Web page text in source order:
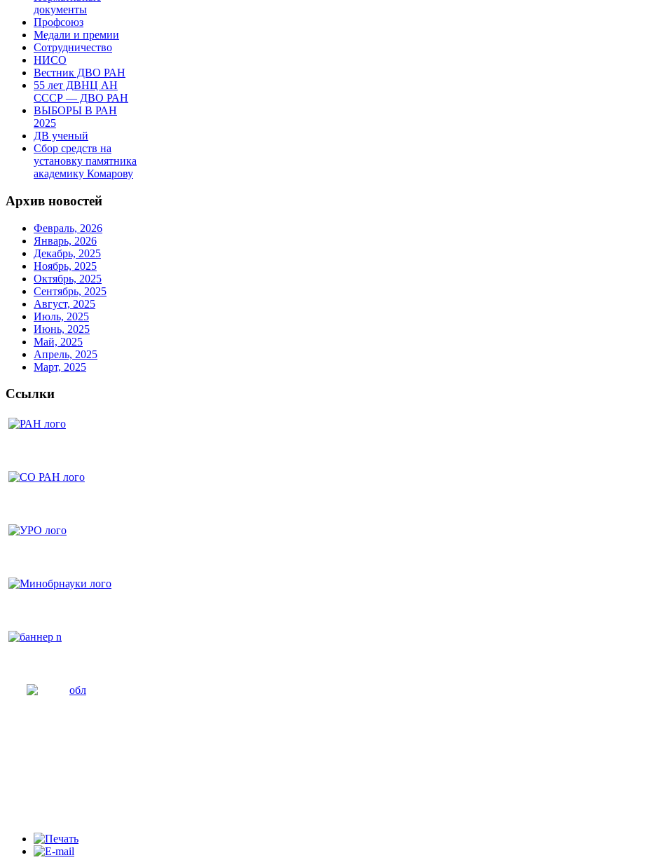
документы
Профсоюз
Медали и премии
Сотрудничество
НИСО
Вестник ДВО РАН
55 лет ДВНЦ АН
СССР — ДВО РАН
ВЫБОРЫ В РАН
2025
ДВ ученый
Сбор средств на
установку памятника
академику Комарову
Архив новостей
Февраль, 2026
Январь, 2026
Декабрь, 2025
Ноябрь, 2025
Октябрь, 2025
Сентябрь, 2025
Август, 2025
Июль, 2025
Июнь, 2025
Май, 2025
Апрель, 2025
Март, 2025
Ссылки